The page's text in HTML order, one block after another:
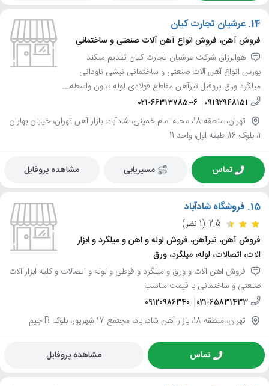
14. عرشیان تجارت کیان
فروش آهن، فروش انواع آهن آلات صنعتی و ساختمانی
هوالرزاق شرکت عرشیان تجارت کیان تقدیم میکند
بورس انواع آهن آلات صنعتی و ساختمانی نبشی ناودانی
میلگرد ورق پروفیل تیرآهن مقاطع فولادی لوله بدون واسطه...
09192948151
021-66313785~6
تهران، منطقه 18، محله امام خمینی، شادآباد، بازار آهن تهران، خیابان بهاران
1، بلوک 16، طبقه اول، واحد 11
تماس مسیریابی مشاهده پروفایل
15. فروشگاه شادآباد
2.5 (1 نظر)
فروش آهن، تیرآهن، فروش لوله و اهن و میلگرد و ابزار
الات، اتصالات، لوله، میلگرد، ورق
فروش اهن الات و ورق و میلگرد و قوطی و لوله و اتصالات و کلیه ابزار الات
صنعتی و ساختمانی با قیمت مناسب
021-65831433
09120986340
تهران، منطقه 18، بازار آهن شاد، باد، مجتمع 17 شهریور، بلوک B جیم
تماس مشاهده پروفایل